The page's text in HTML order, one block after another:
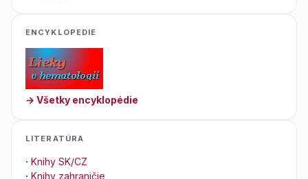
ENCYKLOPEDIE
→ Všetky encyklopédie
LITERATÚRA
· Knihy SK/CZ
· Knihy zahraničie